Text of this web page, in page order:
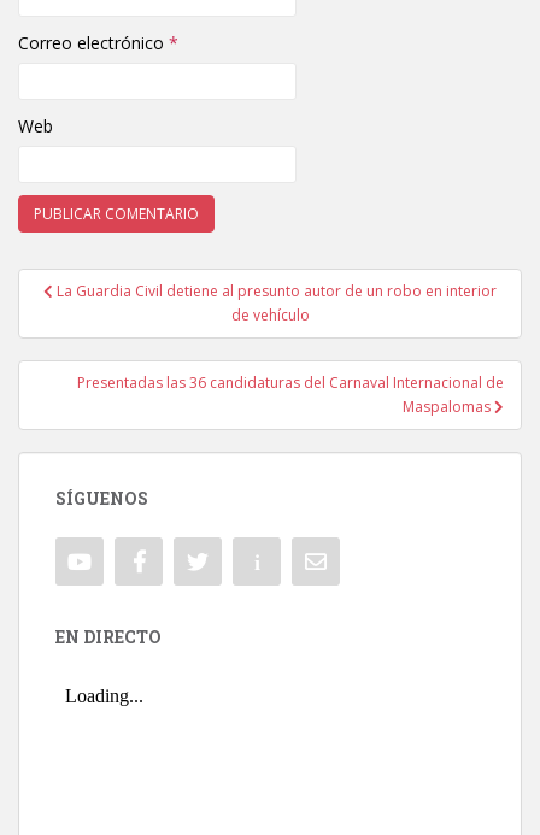
Correo electrónico *
Web
Navegación de entradas
La Guardia Civil detiene al presunto autor de un robo en interior
de vehículo
Presentadas las 36 candidaturas del Carnaval Internacional de
Maspalomas
SÍGUENOS
EN DIRECTO